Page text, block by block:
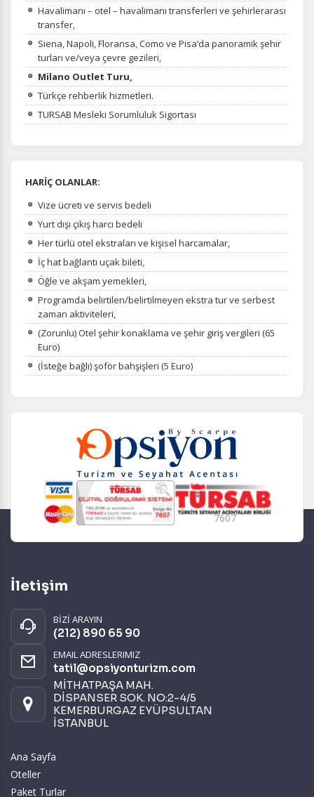
Havalimanı – otel – havalimanı transferleri ve şehirlerarası
transfer,
Siena, Napoli, Floransa, Como ve Pisa‘da panoramik şehir
turları ve/veya çevre gezileri,
Milano Outlet Turu,
Türkçe rehberlik hizmetleri.
TURSAB Mesleki Sorumluluk Sigortası
HARİÇ OLANLAR:
Vize ücreti ve servis bedeli
Yurt dışı çıkış harcı bedeli
Her türlü otel ekstraları ve kişisel harcamalar,
İç hat bağlantı uçak bileti,
Öğle ve akşam yemekleri,
Programda belirtilen/belirtilmeyen ekstra tur ve serbest
zaman aktiviteleri,
(Zorunlu) Otel şehir konaklama ve şehir giriş vergileri (65
Euro)
(İsteğe bağlı) şoför bahşişleri (5 Euro)
7607
İletişim
BİZİ ARAYIN
(212) 890 65 90
EMAIL ADRESLERIMIZ
tatil@opsiyonturizm.com
MİTHATPAŞA MAH.
DİSPANSER SOK. NO:2-4/5
KEMERBURGAZ EYÜPSULTAN
İSTANBUL
Ana Sayfa
Oteller
Paket Turlar